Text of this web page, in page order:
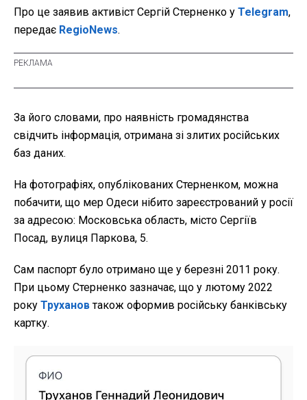
Про це заявив активіст Сергій Стерненко у Telegram,
передає RegioNews.
За його словами, про наявність громадянства
свідчить інформація, отримана зі злитих російських
баз даних.
На фотографіях, опублікованих Стерненком, можна
побачити, що мер Одеси нібито зареєстрований у росії
за адресою: Московська область, місто Сергіїв
Посад, вулиця Паркова, 5.
Сам паспорт було отримано ще у березні 2011 року.
При цьому Стерненко зазначає, що у лютому 2022
року Трухановтакож оформив російську банківську
картку.